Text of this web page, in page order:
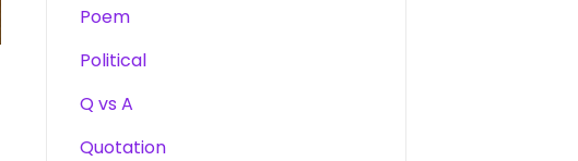
Poem
Political
Q vs A
Quotation